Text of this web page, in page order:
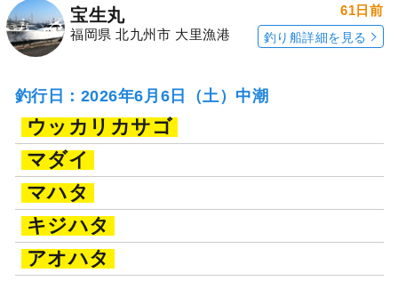
宝生丸
福岡県 北九州市 大里漁港
61日前
釣り船詳細を見る
釣行日：2026年6月6日（土）中潮
ウッカリカサゴ
マダイ
マハタ
キジハタ
アオハタ